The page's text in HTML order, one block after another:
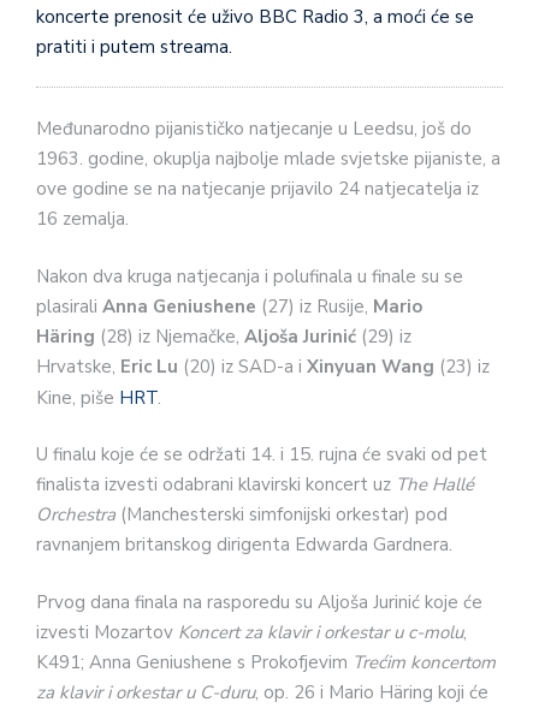
koncerte prenosit će uživo BBC Radio 3, a moći će se
pratiti i putem streama.
Međunarodno pijanističko natjecanje u Leedsu, još do
1963. godine, okuplja najbolje mlade svjetske pijaniste, a
ove godine se na natjecanje prijavilo 24 natjecatelja iz
16 zemalja.
Nakon dva kruga natjecanja i polufinala u finale su se
plasirali Anna Geniushene (27) iz Rusije, Mario
Häring (28) iz Njemačke, Aljoša Jurinić (29) iz
Hrvatske, Eric Lu (20) iz SAD-a i Xinyuan Wang (23) iz
Kine, piše HRT.
U finalu koje će se održati 14. i 15. rujna će svaki od pet
finalista izvesti odabrani klavirski koncert uz The Hallé
Orchestra (Manchesterski simfonijski orkestar) pod
ravnanjem britanskog dirigenta Edwarda Gardnera.
Prvog dana finala na rasporedu su Aljoša Jurinić koje će
izvesti Mozartov Koncert za klavir i orkestar u c-molu,
K491; Anna Geniushene s Prokofjevim Trećim koncertom
za klavir i orkestar u C-duru, op. 26 i Mario Häring koji će